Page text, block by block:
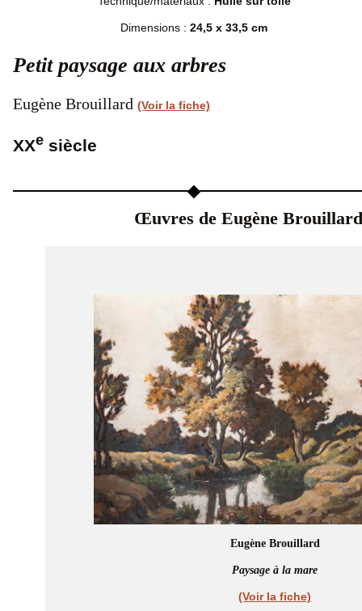
Dimensions : 24,5 x 33,5 cm
Petit paysage aux arbres
Eugène Brouillard (Voir la fiche)
XXe siècle
Œuvres de Eugène
Eugène Brouillard
Paysage à la mare
(Voir la fiche)